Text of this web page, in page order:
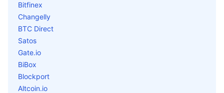
Bitfinex
Changelly
BTC Direct
Satos
Gate.io
BiBox
Blockport
Altcoin.io